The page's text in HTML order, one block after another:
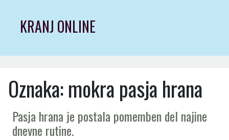
contentKRANJ ONLINE
Oznaka:mokra pasja hrana
Pasja hrana je postala pomemben del najine
dnevne rutine.